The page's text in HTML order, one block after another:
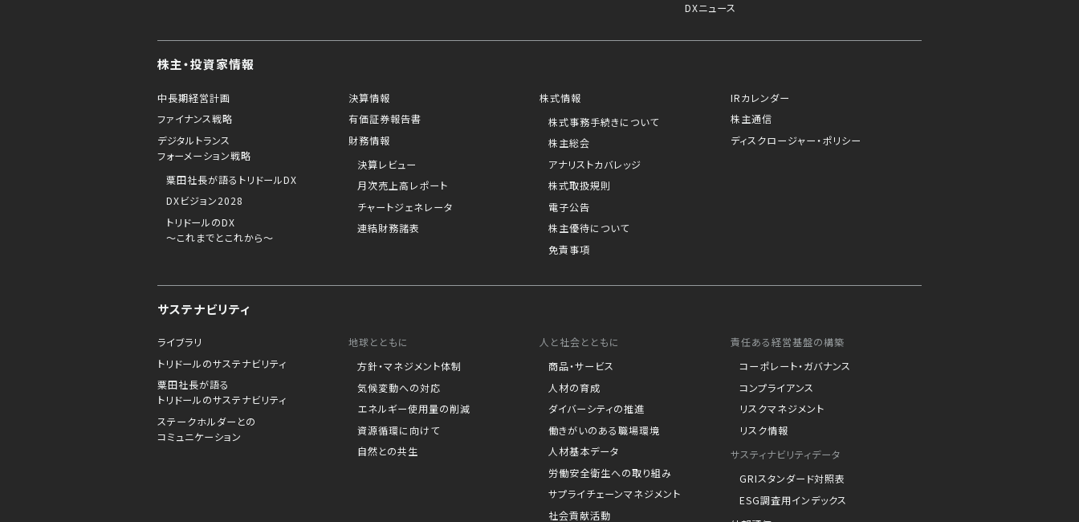
DXニュース
株主・投資家情報
中長期経営計画
ファイナンス戦略
デジタルトランス
フォーメーション戦略
粟田社長が語るトリドールDX
DXビジョン2028
トリドールのDX
～これまでとこれから～
決算情報
有価証券報告書
財務情報
決算レビュー
月次売上高レポート
チャートジェネレータ
連結財務諸表
株式情報
株式事務手続きについて
株主総会
アナリストカバレッジ
株式取扱規則
電子公告
株主優待について
免責事項
IRカレンダー
株主通信
ディスクロージャー・ポリシー
サステナビリティ
ライブラリ
トリドールのサステナビリティ
粟田社長が語る
トリドールのサステナビリティ
ステークホルダーとの
コミュニケーション
地球とともに
方針・マネジメント体制
気候変動への対応
エネルギー使用量の削減
資源循環に向けて
自然との共生
人と社会とともに
商品・サービス
人材の育成
ダイバーシティの推進
働きがいのある職場環境
人材基本データ
労働安全衛生への取り組み
サプライチェーンマネジメント
社会貢献活動
責任ある経営基盤の構築
コーポレート・ガバナンス
コンプライアンス
リスクマネジメント
リスク情報
サスティナビリティデータ
GRIスタンダード対照表
ESG調査用インデックス